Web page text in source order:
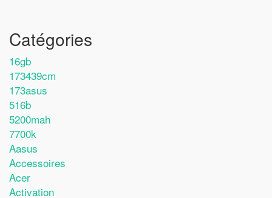
Catégories
16gb
173439cm
173asus
516b
5200mah
7700k
Aasus
Accessoires
Acer
Activation